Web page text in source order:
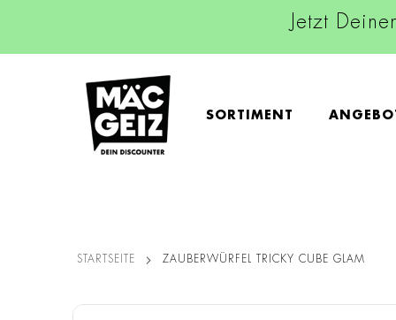
Jetzt
SORTIMENT
STARTSEITE ZAUBERWÜRFEL TRICKY CUBE GLAM
Zum